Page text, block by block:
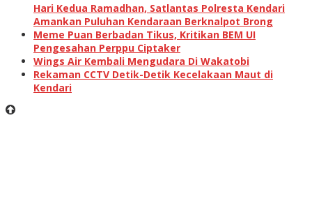
Hari Kedua Ramadhan, Satlantas Polresta Kendari
Amankan Puluhan Kendaraan Berknalpot Brong
Meme Puan Berbadan Tikus, Kritikan BEM UI
Pengesahan Perppu Ciptaker
Wings Air Kembali Mengudara Di Wakatobi
Rekaman CCTV Detik-Detik Kecelakaan Maut di
Kendari